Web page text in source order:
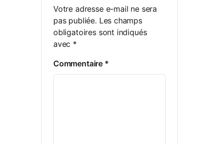
Votre adresse e-mail ne sera
pas publiée. Les champs
obligatoires sont indiqués
avec *
Commentaire *